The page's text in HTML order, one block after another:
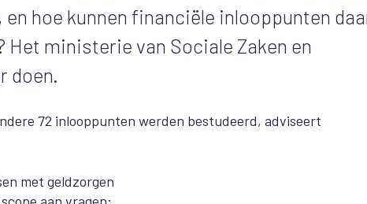
hoe kunnen financiële inlooppunten
ministerie van Sociale Zaken en
doen.
72 inlooppunten werden bestudeerd, adviseert
met geldzorgen